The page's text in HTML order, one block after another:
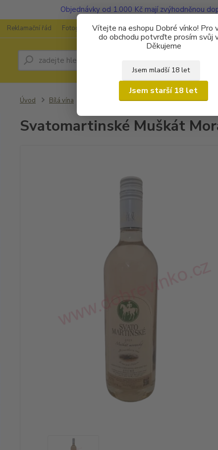
Objednávky od 1.000 Kč mají zvýhodněnou
Vítejte na eshopu Dobré vínko! Pro
do obchodu potvrďte prosím svůj
Děkujeme
Jsem mladší 18 let
Jsem starší 18 let
Reklamační řád Fotogalerie Kontakty Ochrana soukromí O
Úvod Bílá vína Svatomartinské Muškát Moravský kabinetní
Svatomartinské Muškát